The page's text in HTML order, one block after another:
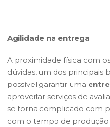
Agilidade na entrega
A proximidade física com
dúvidas, um dos principais
possível garantir uma
aproveitar serviços de
se torna complicado com
com o tempo de produção